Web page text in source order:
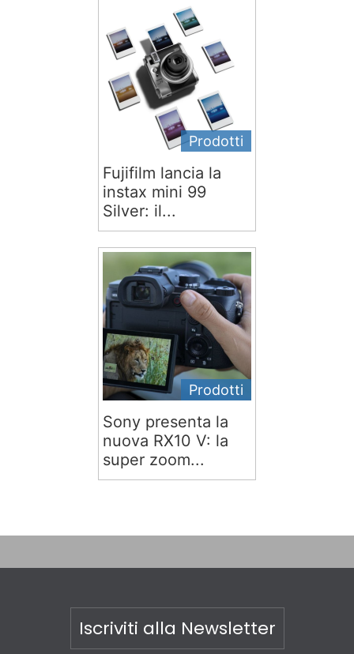
Prodotti
Fujifilm lancia la
instax mini 99
Silver: il...
Prodotti
Sony presenta la
nuova RX10 V: la
super zoom...
Iscriviti alla Newsletter